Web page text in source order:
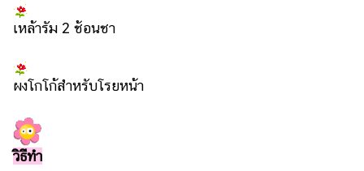
ถือ
ทอง
น้ำมัน
วา
เหล้ารัม 2 ช้อนชา
ผงโกโก้สำหรับโรยหน้า
วิธีทำ